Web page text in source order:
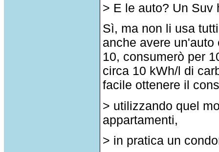
> E le auto? Un Suv
Sì, ma non li usa
anche avere
10, consumerò per
circa 10 kWh/l di
facile ottenere il
> utilizzando quel
appartamenti,
> in pratica un